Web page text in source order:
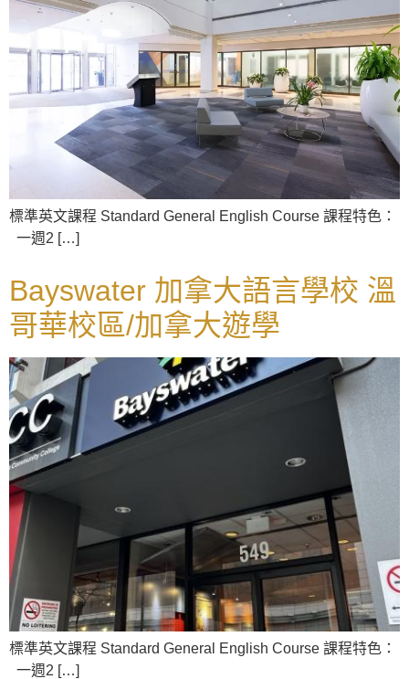
標準英文課程 Standard General English Course 課程特色：
一週2 […]
Bayswater 加拿大語言學校 溫
哥華校區/加拿大遊學
標準英文課程 Standard General English Course 課程特色：
一週2 […]